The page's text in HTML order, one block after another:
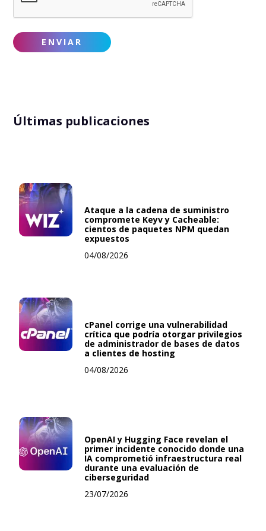
Últimas publicaciones
Ataque a la cadena de suministro
compromete Keyv y Cacheable:
cientos de paquetes NPM quedan
expuestos
04/08/2026
cPanel corrige una vulnerabilidad
crítica que podría otorgar privilegios
de administrador de bases de datos
a clientes de hosting
04/08/2026
OpenAI y Hugging Face revelan el
primer incidente conocido donde una
IA comprometió infraestructura real
durante una evaluación de
ciberseguridad
23/07/2026